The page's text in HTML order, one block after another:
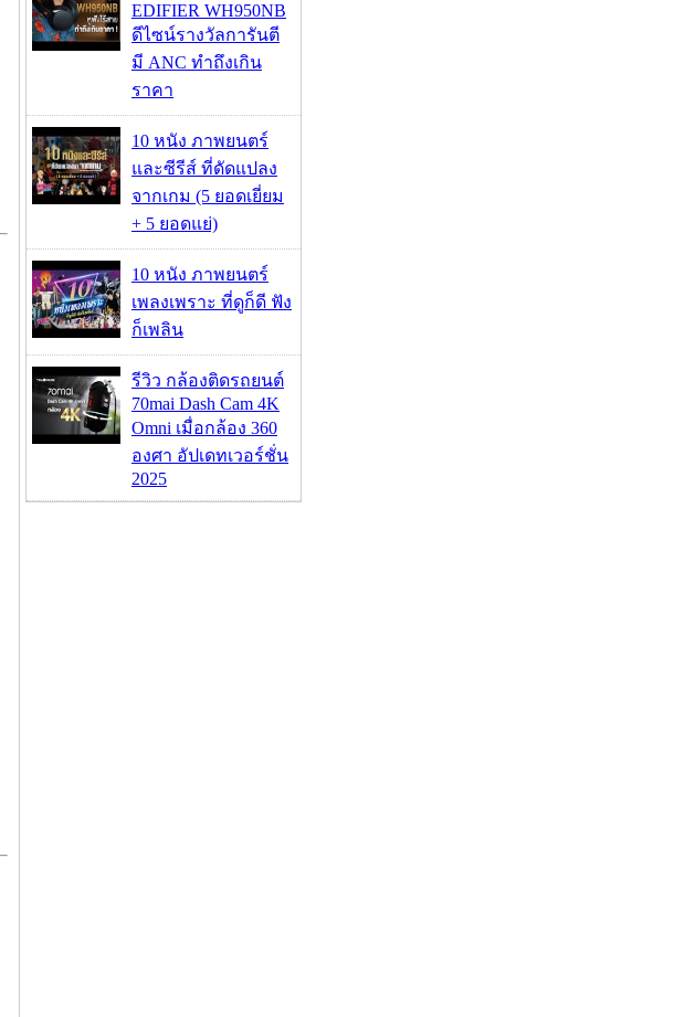
EDIFIER WH950NB
ดีไซน์รางวัลการันตี
มี ANC ทำถึงเกิน
ราคา
10 หนัง ภาพยนตร์
และซีรีส์ ที่ดัดแปลง
จากเกม (5 ยอดเยี่ยม
+ 5 ยอดแย่)
10 หนัง ภาพยนตร์
เพลงเพราะ ที่ดูก็ดี ฟัง
ก็เพลิน
รีวิว กล้องติดรถยนต์
70mai Dash Cam 4K
Omni เมื่อกล้อง 360
องศา อัปเดทเวอร์ชั่น
2025